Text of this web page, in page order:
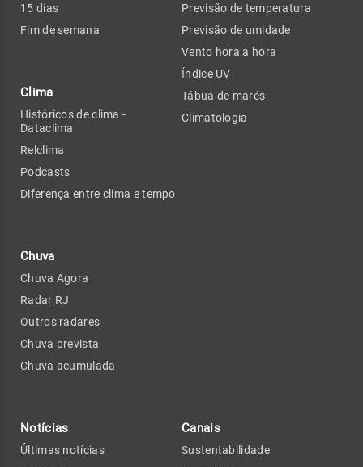
15 dias
Fim de semana
Clima
Históricos de clima -
Dataclima
Relclima
Podcasts
Diferença entre clima e tempo
Chuva
Chuva Agora
Radar RJ
Outros radares
Chuva prevista
Chuva acumulada
Previsão de temperatura
Previsão de umidade
Vento hora a hora
Índice UV
Tábua de marés
Climatologia
Notícias
Últimas notícias
Canais
Sustentabilidade